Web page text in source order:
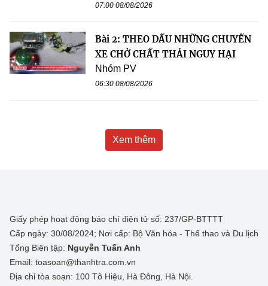
07:00 08/08/2026
Bài 2: THEO DẤU NHỮNG CHUYẾN
XE CHỞ CHẤT THẢI NGUY HẠI
Nhóm PV
06:30 08/08/2026
Xem thêm
Giấy phép hoạt động báo chí điện tử số: 237/GP-BTTTT
Cấp ngày: 30/08/2024; Nơi cấp: Bộ Văn hóa - Thể thao và Du lịch
Tổng Biên tập: Nguyễn Tuấn Anh
Email: toasoan@thanhtra.com.vn
Địa chỉ tòa soạn: 100 Tô Hiệu, Hà Đông, Hà Nội.